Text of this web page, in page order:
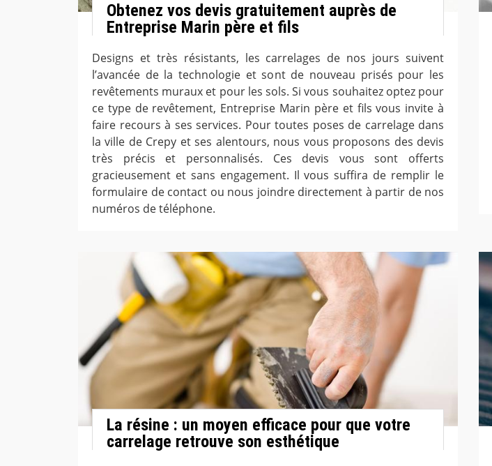
Obtenez vos devis gratuitement auprès de
Entreprise Marin père et fils
Designs et très résistants, les carrelages de nos jours suivent
l’avancée de la technologie et sont de nouveau prisés pour les
revêtements muraux et pour les sols. Si vous souhaitez optez pour
ce type de revêtement, Entreprise Marin père et fils vous invite à
faire recours à ses services. Pour toutes poses de carrelage dans
la ville de Crepy et ses alentours, nous vous proposons des devis
très précis et personnalisés. Ces devis vous sont offerts
gracieusement et sans engagement. Il vous suffira de remplir le
formulaire de contact ou nous joindre directement à partir de nos
numéros de téléphone.
La résine : un moyen efficace pour que votre
carrelage retrouve son esthétique